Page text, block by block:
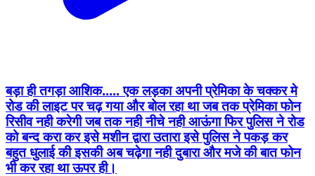
बड़ा ही तगड़ा आशिक..... एक लड़का अपनी प्रेमिका के चक्कर मे
रोड की लाइट पर चढ़ गया और बोल रहा था जब तक प्रेमिका फोन
रिसीव नही करेगी जब तक नही नीचे नही आऊंगा फिर पुलिस ने रोड
को बन्द करा कर इसे मशीन द्वारा उतारा इसे पुलिस ने पकड़ कर
बहुत धुलाई की इसकी अब चढ़ेगा नही दुबारा और मजे की बात फोन
भी कर रहा था ऊपर ही।